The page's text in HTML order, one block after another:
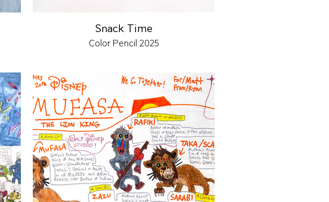
Snack Time
Color Pencil 2025